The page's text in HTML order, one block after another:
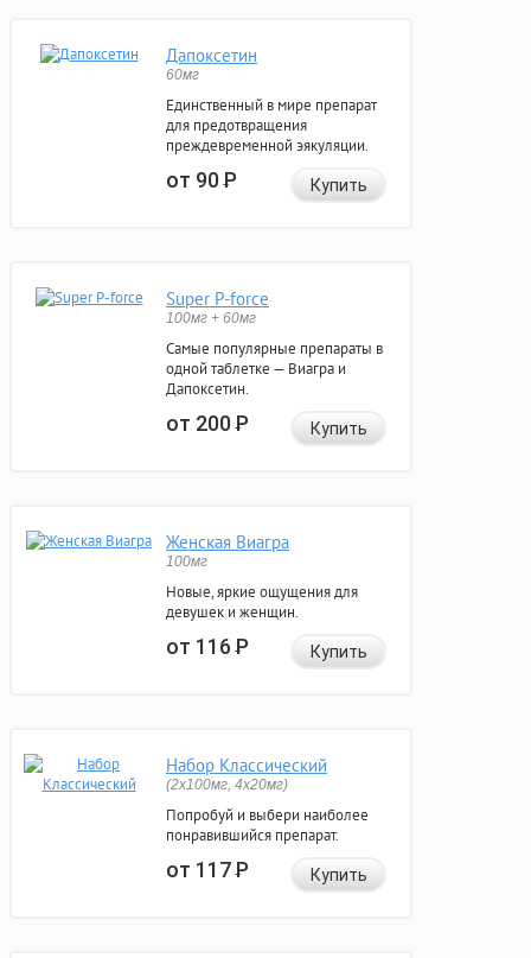
Дапоксетин
60мг
Единственный в мире препарат
для предотвращения
преждевременной эякуляции.
от 90Р Купить
Super P-force
100мг + 60мг
Самые популярные препараты в
одной таблетке — Виагра и
Дапоксетин.
от 200Р Купить
Женская Виагра
100мг
Новые, яркие ощущения для
девушек и женщин.
от 116Р Купить
Набор Классический
(2x100мг, 4x20мг)
Попробуй и выбери наиболее
понравившийся препарат.
от 117Р Купить